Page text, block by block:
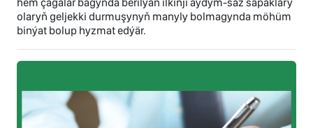
olaryň geljekki durmuşynyň manyly bolmagynda möhüm
binýat bolup hyzmat edýär.